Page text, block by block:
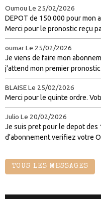
Oumou Le 25/02/2026
DEPOT de 150.000 pour mon
Merci pour le pronostic reçu
oumarLe 25/02/2026
Je viens de faire mon
j'attend mon premier pronostic
BLAISELe 25/02/2026
Merci pour le quinte ordre.
Julio Le 20/02/2026
Je suis pret pour le depot des
d'abonnement.verifiez votre
TOUS LES MESSAGES